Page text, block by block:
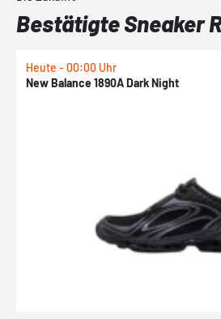
Bestätigte Sneaker
Heute - 00:00 Uhr
New Balance 1890A Dark Night